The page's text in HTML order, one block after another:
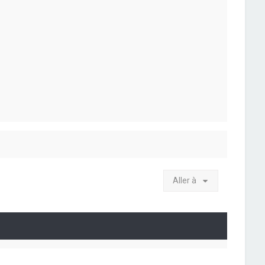
Aller à